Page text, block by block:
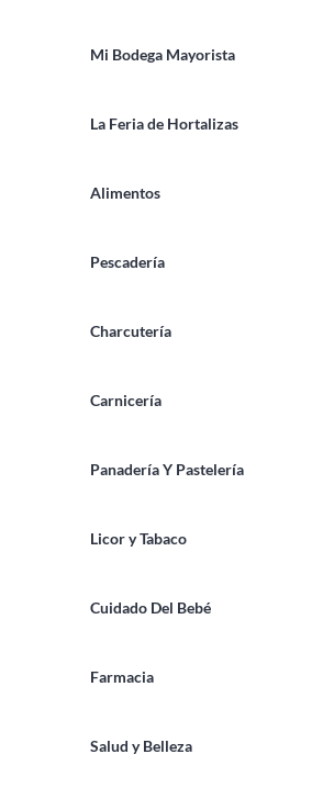
Mi Bodega Mayorista
La Feria de Hortalizas
Alimentos
Pescadería
Charcutería
Carnicería
Panadería Y Pastelería
Licor y Tabaco
Cuidado Del Bebé
Farmacia
Salud y Belleza